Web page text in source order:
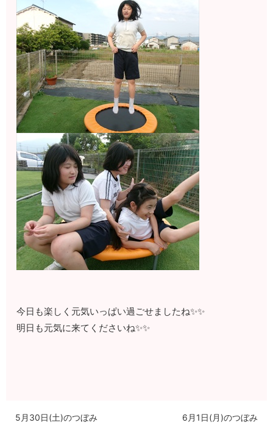
今日も楽しく元気いっぱい過ごせましたね✨️✨️
明日も元気に来てくださいね✨️✨️
5月30日(土)のつぼみ 6月1日(月)のつぼみ